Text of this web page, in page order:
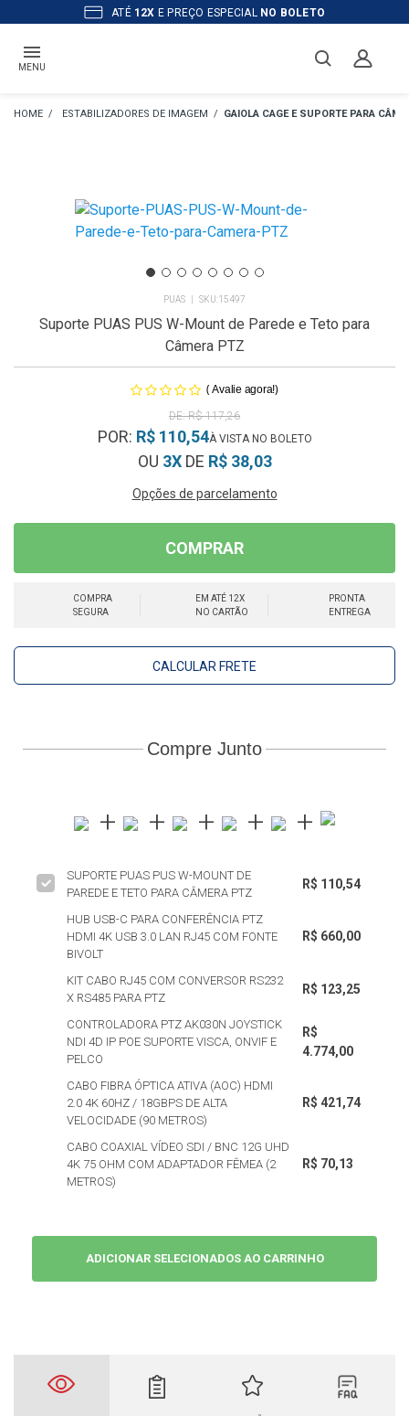
ATÉ 12X E PREÇO ESPECIAL NO BOLETO
MENU
ESTABILIZADORES DE IMAGEM GAIOLA CAGE E SUPORTE PARA
PUAS 15497
Suporte PUAS PUS W-Mount de Parede e Teto para
Câmera PTZ
(Avalie agora!)
R$ 117,26
POR: R$ 110,54
OU 3XDE R$ 38,03
Opções de parcelamento
COMPRAR
COMPRA
SEGURA
EM ATÉ 12X
NO CARTÃO
PRONTA
ENTREGA
CALCULAR FRETE
Compre Junto
SUPORTE PUAS PUS W-MOUNT DE
PAREDE E TETO PARA CÂMERA PTZ
R$ 110,54
HUB USB-C PARA CONFERÊNCIA PTZ
HDMI 4K USB 3.0 LAN RJ45 COM FONTE
BIVOLT
R$ 660,00
KIT CABO RJ45 COM CONVERSOR RS232
X RS485 PARA PTZ
R$ 123,25
CONTROLADORA PTZ AK030N JOYSTICK
NDI 4D IP POE SUPORTE VISCA, ONVIF E
PELCO
R$
4.774,00
CABO FIBRA ÓPTICA ATIVA (AOC) HDMI
2.0 4K 60HZ / 18GBPS DE ALTA
VELOCIDADE (90 METROS)
R$ 421,74
CABO COAXIAL VÍDEO SDI / BNC 12G UHD
4K 75 OHM COM ADAPTADOR FÊMEA (2
METROS)
R$ 70,13
ADICIONAR SELECIONADOS AO CARRINHO